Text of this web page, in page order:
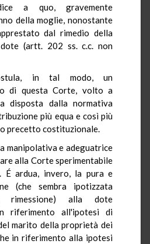
a quo, gravemente
della moglie, nonostante
dal rimedio della
(artt. 202 ss. c.c. non
in tal modo, un
di questa Corte, volto a
disposta dalla normativa
più equa e così più
precetto costituzionale.
manipolativa e adeguatrice
alla Corte sperimentabile
É ardua, invero, la pura e
(che sembra ipotizzata
rimessione) alla dote
riferimento all'ipotesi di
marito della proprietà dei
in riferimento alla ipotesi